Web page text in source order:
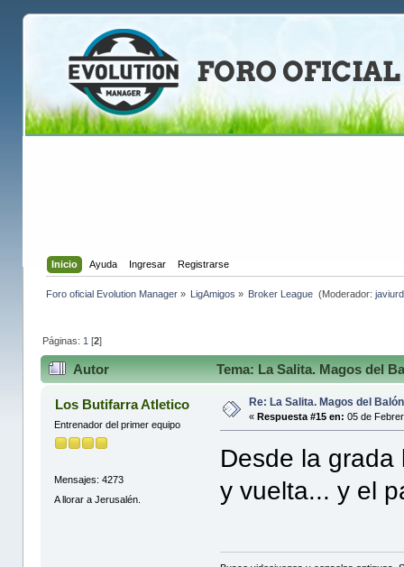
Inicio Ayuda Ingresar Registrarse
Foro oficial Evolution Manager» LigAmigos » Broker League (Moderador:
Páginas: 1 [2]
Autor Tema: La Salita. Magos del
Los Butifarra Atletico
Entrenador del primer equipo
Mensajes: 4273
A llorar a Jerusalén.
Re: La Salita. Magos del Balón
«Respuesta #15 en: 05 de
Desde la
y vuelta... y el